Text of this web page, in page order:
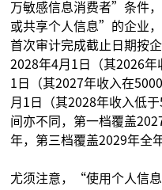
万敏感信息消费者”条件
或共享个人信息”的企业
首次审计完成截止日期按
2028年4月1日（其2026年
1日（其2027年收入在
月1日（其2028年收入低
间亦不同，第一档覆盖
年，第三档覆盖2029年全年
尤须注意，“使用个人信